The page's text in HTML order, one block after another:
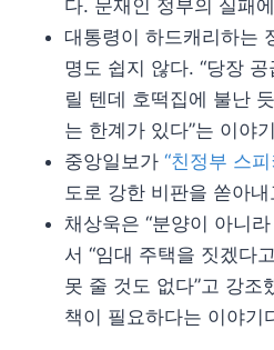
다. 문재인 정부의 실패
대통령이 하드캐리하는
명도 쉽지 않다. “당장
릴 텐데 호떡집에 불난
는 한계가 있다”는 이야
중앙일보가 “친정부 스
도로 강한 비판을 쏟아
채상욱은 “분양이 아니
서 “임대 주택을 짓겠다
못 줄 것도 없다”고 강조
책이 필요하다는 이야기